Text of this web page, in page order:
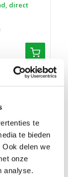
te
te bieden
delen we
onze
analyse.
direct
voor het
40,6 cm en is
met één